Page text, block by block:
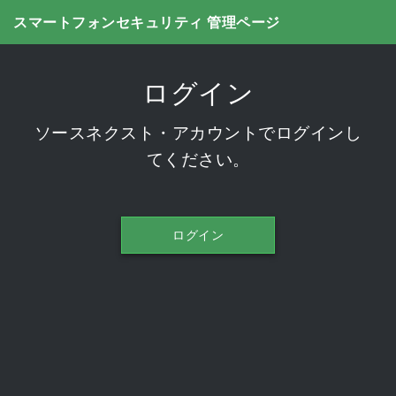
スマートフォンセキュリティ 管理ページ
ログイン
ソースネクスト・アカウントでログインし
てください。
ログイン